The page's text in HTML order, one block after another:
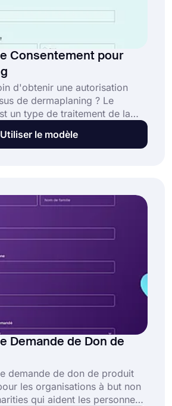
Consentement pour
d'obtenir une autorisation
de dermaplaning ? Le
un type de traitement de la
spécialistes doivent
doivent informer
formulaire rapidement et
de connaissances en code.
Utiliser le modèle
Demande de Don de
demande de don de produit
les organisations à but non
qui aident les personnes